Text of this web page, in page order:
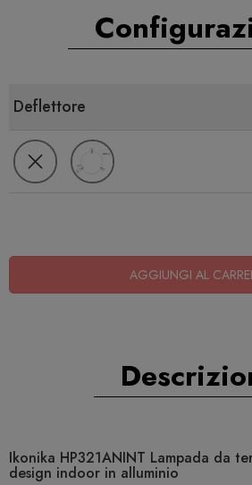
Deflettore
AGGIUNGI AL
Ikonika HP321ANINT Lampada da
design indoor in alluminio